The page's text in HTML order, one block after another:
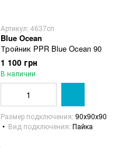
Артикул: 4637сп
Blue Ocean
Тройник PPR Blue Ocean 90
1 100 грн
В наличии
Размер подключения 90х90х90
Вид подключения Пайка